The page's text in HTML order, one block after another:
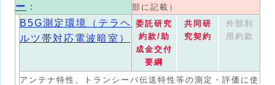
ー ：
部に記載）
B5G測定環境（テラヘ
ルツ帯対応電波暗室）
委託研究
約款/助
成金交付
要綱
共同研
究契約
外部利
用約款
アンテナ特性、トランシーバ伝送特性等の測定・評価に使